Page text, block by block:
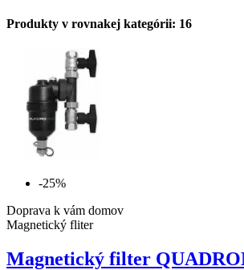
Produkty v rovnakej kategórii: 16
-25%
Doprava k vám domov
Magnetický fliter
Magnetický filter